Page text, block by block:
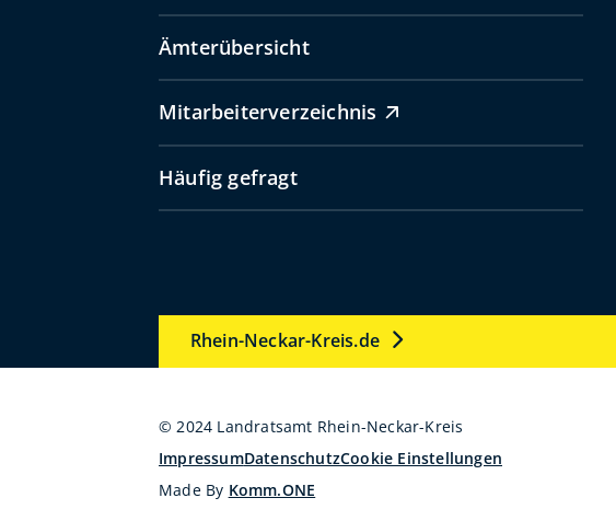
Ämterübersicht
Mitarbeiterverzeichnis
Häufig gefragt
Rhein-Neckar-Kreis.de
© 2024 Landratsamt Rhein-Neckar-Kreis
ImpressumDatenschutzCookie Einstellungen
Made By Komm.ONE